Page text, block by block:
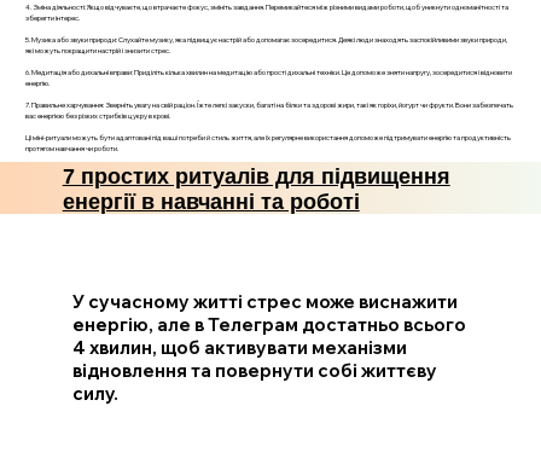
4. Зміна діяльності: Якщо відчуваєте, що втрачаєте фокус, змініть завдання. Перемикайтеся між різними видами роботи, щоб уникнути одноманітності та
зберегти інтерес.
5. Музика або звуки природи: Слухайте музику, яка підвищує настрій або допомагає зосередитися. Деякі люди знаходять заспокійливими звуки природи,
які можуть покращити настрій і знизити стрес.
6. Медитація або дихальні вправи: Приділіть кілька хвилин на медитацію або прості дихальні техніки. Це допоможе зняти напругу, зосередитися і відновити
енергію.
7. Правильне харчування: Зверніть увагу на свій раціон. Їжте легкі закуски, багаті на білки та здорові жири, такі як горіхи, йогурт чи фрукти. Вони забезпечать
вас енергією без різких стрибків цукру в крові.
Ці міні-ритуали можуть бути адаптовані під ваші потреби й стиль життя, але їх регулярне використання допоможе підтримувати енергію та продуктивність
протягом навчання чи роботи.
7 простих ритуалів для підвищення
енергії в навчанні та роботі
У сучасному житті стрес може виснажити
енергію, але в Телеграм достатньо всього
4 хвилин, щоб активувати механізми
відновлення та повернути собі життєву
силу.